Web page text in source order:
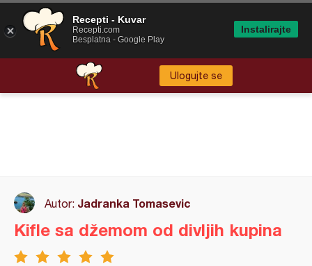
Ulogujte se
Autor: Jadranka Tomasevic
Kifle sa džemom od divljih kupina
Recepti - Kuvar
Recepti.com
Besplatna - Google Play
Instalirajte